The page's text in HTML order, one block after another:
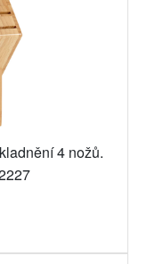
4 nožů.